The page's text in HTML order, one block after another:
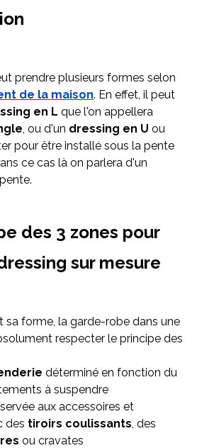
prendre plusieurs formes selon
de la maison. En effet, il peut
en L que l'on appellera
, ou d'un dressing en U ou
pour être installé sous la pente
ce cas là on parlera d'un
des 3 zones pour
sur mesure
sa forme, la garde-robe dans une
respecter le principe des
déterminé en fonction du
à suspendre
aux accessoires et
des tiroirs coulissants, des
ou cravates